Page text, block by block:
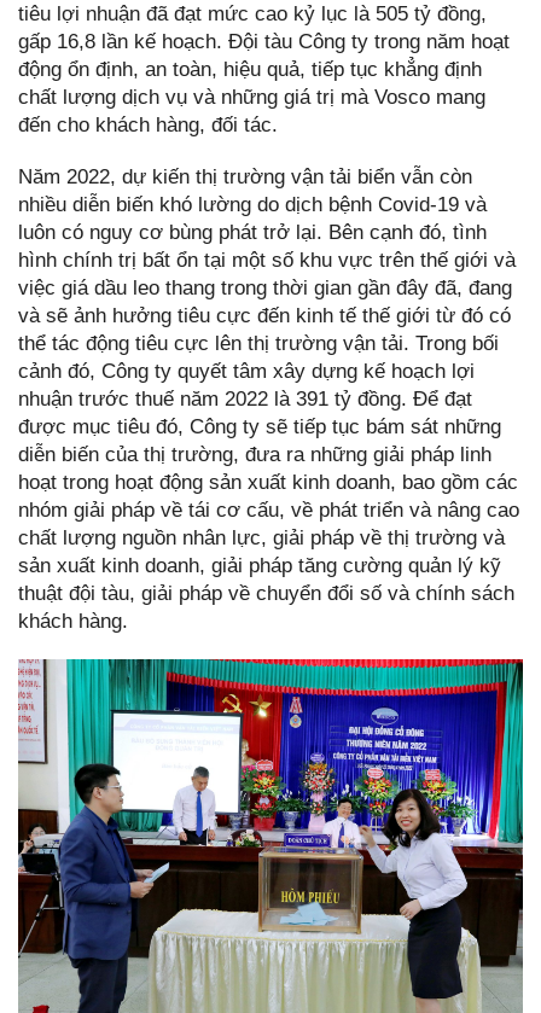
tiêu lợi nhuận đã đạt mức cao kỷ lục là 505 tỷ đồng,
gấp 16,8 lần kế hoạch. Đội tàu Công ty trong năm hoạt
động ổn định, an toàn, hiệu quả, tiếp tục khẳng định
chất lượng dịch vụ và những giá trị mà Vosco mang
đến cho khách hàng, đối tác.
Năm 2022, dự kiến thị trường vận tải biển vẫn còn
nhiều diễn biến khó lường do dịch bệnh Covid-19 và
luôn có nguy cơ bùng phát trở lại. Bên cạnh đó, tình
hình chính trị bất ổn tại một số khu vực trên thế giới và
việc giá dầu leo thang trong thời gian gần đây đã, đang
và sẽ ảnh hưởng tiêu cực đến kinh tế thế giới từ đó có
thể tác động tiêu cực lên thị trường vận tải. Trong bối
cảnh đó, Công ty quyết tâm xây dựng kế hoạch lợi
nhuận trước thuế năm 2022 là 391 tỷ đồng. Để đạt
được mục tiêu đó, Công ty sẽ tiếp tục bám sát những
diễn biến của thị trường, đưa ra những giải pháp linh
hoạt trong hoạt động sản xuất kinh doanh, bao gồm các
nhóm giải pháp về tái cơ cấu, về phát triển và nâng cao
chất lượng nguồn nhân lực, giải pháp về thị trường và
sản xuất kinh doanh, giải pháp tăng cường quản lý kỹ
thuật đội tàu, giải pháp về chuyển đổi số và chính sách
khách hàng.